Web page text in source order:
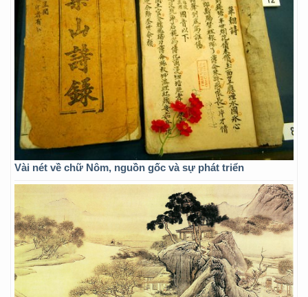
Vài nét về chữ Nôm, nguồn gốc và sự phát triển